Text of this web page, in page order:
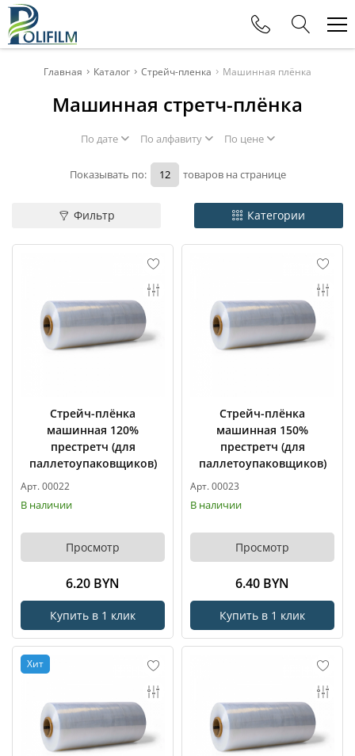
Телефоны
+375 (29) 177-11-88
Отдел продаж
Отдел продаж
Главная Каталог Стрейч-пленка Машинная плёнка
Машинная стретч-плёнка
По дате По алфавиту По цене
Показывать по: товаров на странице
Фильтр Категории
Стрейч-плёнка
машинная 120%
престретч (для
паллетоупаковщиков)
Арт. 00022
В наличии
Просмотр
6.20 BYN
Купить в 1 клик
Стрейч-плёнка
машинная 150%
престретч (для
паллетоупаковщиков)
Арт. 00023
В наличии
Просмотр
6.40 BYN
Купить в 1 клик
Хит